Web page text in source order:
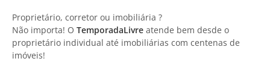
Proprietário, corretor ou imobiliária ?
Não importa! O TemporadaLivre atende bem desde o
proprietário individual até imobiliárias com centenas de
imóveis!